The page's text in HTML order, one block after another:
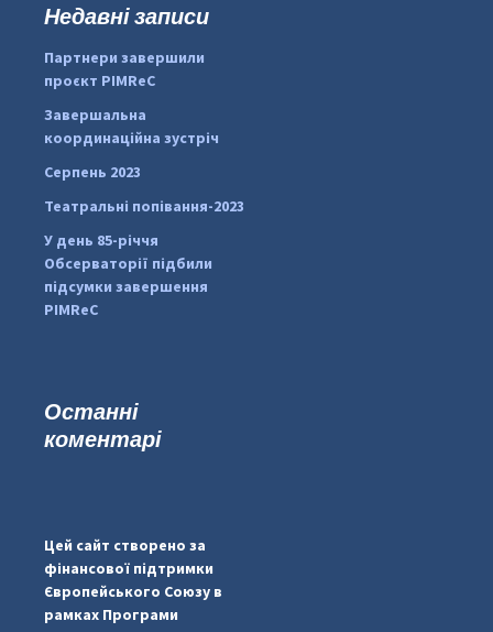
#PipIvanToday
pimrec_project
:Недавні записи
Партнери завершили
проєкт PIMReC
Завершальна
координаційна зустріч
Серпень 2023
Театральні попівання-2023
У день 85-річчя
Обсерваторії підбили
підсумки завершення
PIMReC
Останні
коментарі
Цей сайт створено за
фінансової підтримки
Європейського Союзу в
рамках Програми